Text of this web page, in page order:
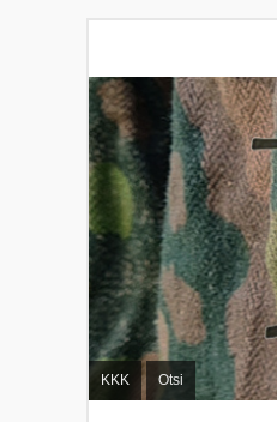
KKK Otsi